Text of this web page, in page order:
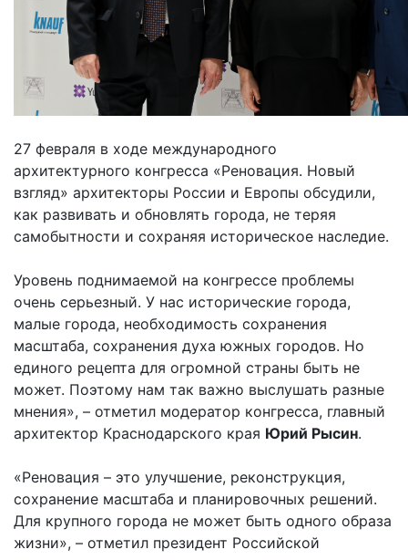
27 февраля в ходе международного
архитектурного конгресса «Реновация. Новый
взгляд» архитекторы России и Европы обсудили,
как развивать и обновлять города, не теряя
самобытности и сохраняя историческое наследие.
Уровень поднимаемой на конгрессе проблемы
очень серьезный. У нас исторические города,
малые города, необходимость сохранения
масштаба, сохранения духа южных городов. Но
единого рецепта для огромной страны быть не
может. Поэтому нам так важно выслушать разные
мнения», – отметил модератор конгресса, главный
архитектор Краснодарского края Юрий Рысин.
«Реновация – это улучшение, реконструкция,
сохранение масштаба и планировочных решений.
Для крупного города не может быть одного образа
жизни», – отметил президент Российской